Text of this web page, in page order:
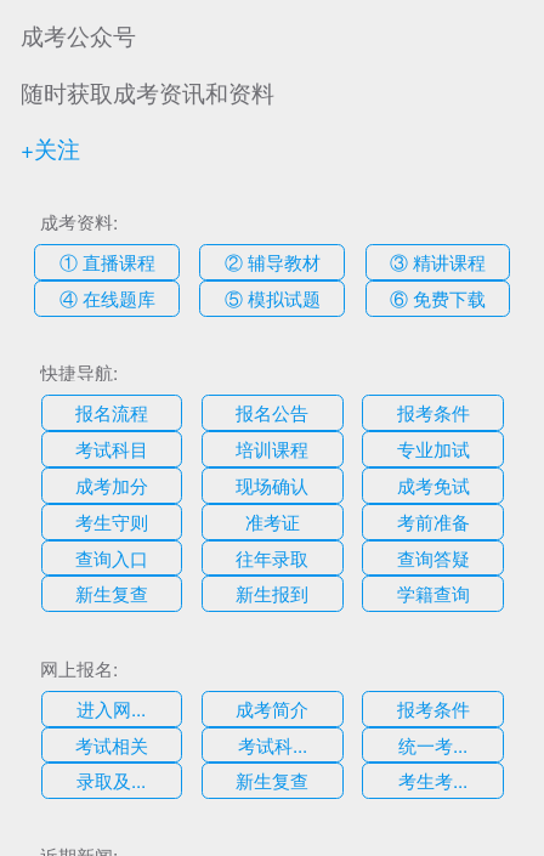
成考公众号
随时获取成考资讯和资料
+关注
成考资料:
① 直播课程
② 辅导教材
③ 精讲课程
④ 在线题库
⑤ 模拟试题 ⑥ 免费下载
快捷导航:
报名流程
报名公告
报考条件
考试科目
培训课程
专业加试
成考加分
现场确认
成考免试
考生守则
准考证
考前准备
查询入口
往年录取
查询答疑
新生复查
新生报到 学籍查询
网上报名:
进入网...
成考简介
报考条件
考试相关
考试科...
统一考...
录取及...
新生复查 考生考...